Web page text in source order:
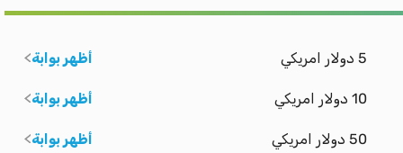
5 دولار امريكي أظهر بوابة
10 دولار امريكي أظهر بوابة
50 دولار امريكي أظهر بوابة